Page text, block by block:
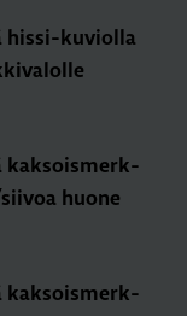
his­si-ku­viol­la
kak­sois­merk­
huone
kak­sois­merk­